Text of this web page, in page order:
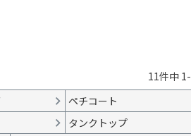
11件中 1-
ペチコート
タンクトップ